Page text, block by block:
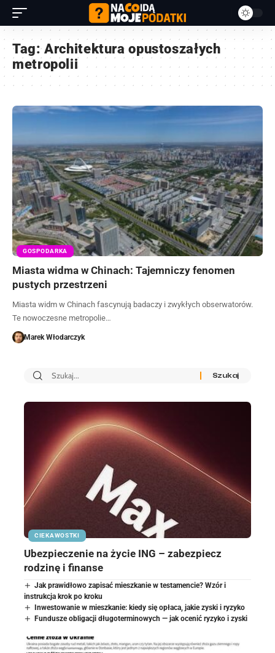
Tag:Architektura opustoszałych
metropolii
GOSPODARKA
Miasta widma w Chinach: Tajemniczy fenomen
pustych przestrzeni
Miasta widm w Chinach fascynują badaczy i zwykłych obserwatorów.
Te nowoczesne metropolie…
Marek Włodarczyk
CIEKAWOSTKI
Ubezpieczenie na życie ING – zabezpiecz
rodzinę i finanse
Jak prawidłowo zapisać mieszkanie w testamencie? Wzór i
instrukcja krok po kroku
Inwestowanie w mieszkanie: kiedy się opłaca, jakie zyski i ryzyko
Fundusze obligacji długoterminowych — jak ocenić ryzyko i zyski